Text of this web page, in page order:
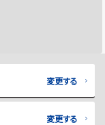
変更する
変更する